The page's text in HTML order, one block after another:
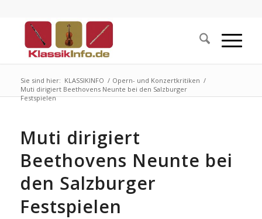
Sie sind hier: KLASSIKINFO / Opern- und Konzertkritiken /
Muti dirigiert Beethovens Neunte bei den Salzburger
Festspielen
Muti dirigiert
Beethovens Neunte bei
den Salzburger
Festspielen